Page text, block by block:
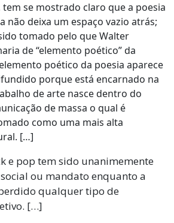
tem se mostrado claro que a poesia
não deixa um espaço vazio atrás;
tomado pelo que Walter
de “elemento poético” da
poético da poesia aparece
porque está encarnado na
de arte nasce dentro do
de massa o qual é
como uma mais alta
[…]
e pop tem sido unanimemente
ou mandato enquanto a
qualquer tipo de
[…]